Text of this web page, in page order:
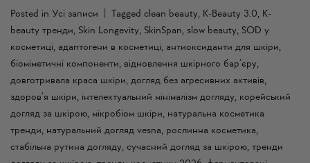
Posted in Усi записи Tagged clean beauty, K-Beauty 3.0, K-
beauty тренди, Skin Longevity, SkinSpan, slow beauty, SOD у
косметиці, адаптогени в косметиці, антиоксиданти для шкіри,
біоміметичні компоненти, відновлення шкірного бар’єру,
довготривала краса шкіри, догляд без агресивних активів,
здоров’я шкіри, інтелектуальний мінімалізм догляду, корейський
догляд за шкірою, мікробіом шкіри, натуральна косметика
тренди, натуральний догляд vesna, рослинна косметика,
стабільна рутина догляду, сучасний догляд за шкірою, тренди